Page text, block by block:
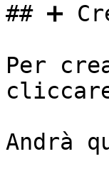
## ➕
Per
Andrà